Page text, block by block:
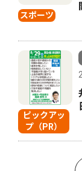
スポーツ
ピックアッ
プ（PR）